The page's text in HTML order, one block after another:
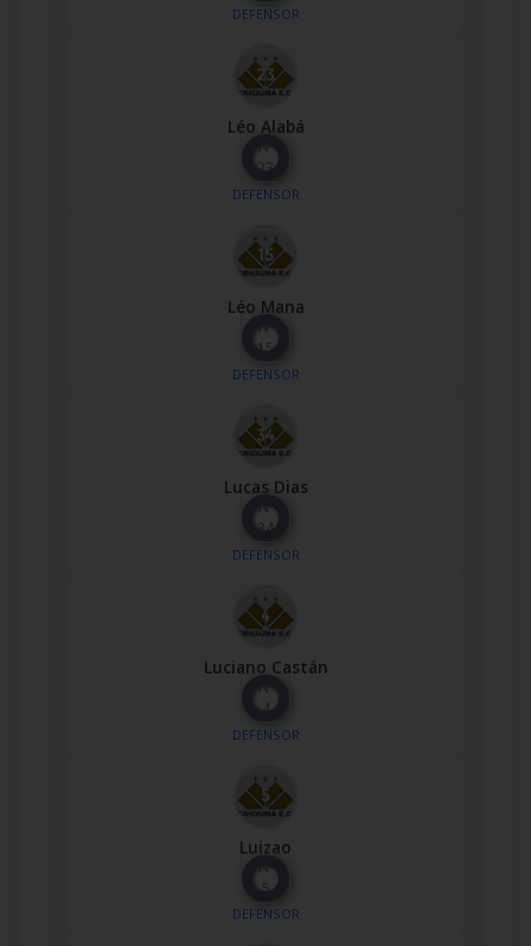
DEFENSOR
Léo Alabá
Nº
23
DEFENSOR
Léo Mana
Nº
15
DEFENSOR
Lucas Dias
Nº
34
DEFENSOR
Luciano Castán
Nº
4
DEFENSOR
Luizao
Nº
5
DEFENSOR